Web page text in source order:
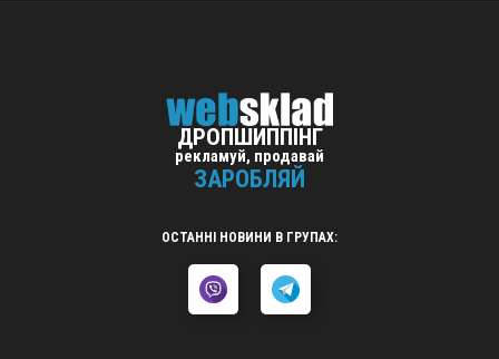
ДРОПШИППІНГ
рекламуй, продавай
ЗАРОБЛЯЙ
ОСТАННІ НОВИНИ В ГРУПАХ: